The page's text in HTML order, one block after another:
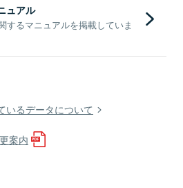
ュアル
するマニュアルを掲載していま
いるデータについて
案内